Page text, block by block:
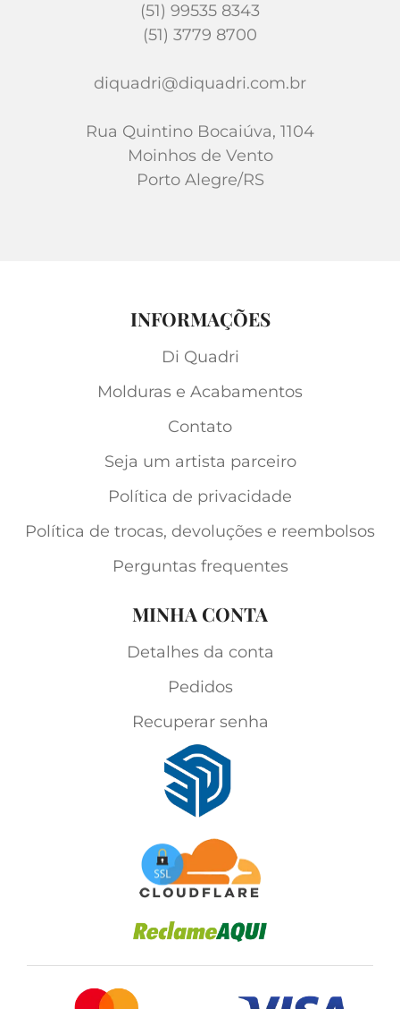
(51) 99535 8343
(51) 3779 8700
diquadri@diquadri.com.br
Rua Quintino Bocaiúva, 1104
Moinhos de Vento
Porto Alegre/RS
INFORMAÇÕES
Di Quadri
Molduras e Acabamentos
Contato
Seja um artista parceiro
Política de privacidade
Política de trocas, devoluções e reembolsos
Perguntas frequentes
MINHA CONTA
Detalhes da conta
Pedidos
Recuperar senha